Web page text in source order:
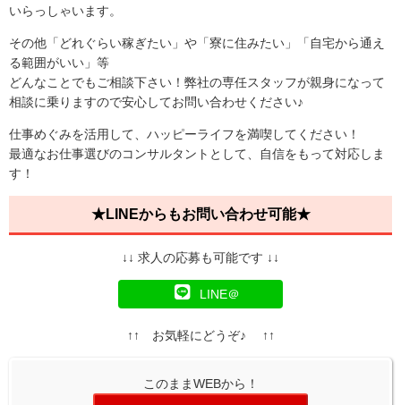
いらっしゃいます。
その他「どれぐらい稼ぎたい」や「寮に住みたい」「自宅から通え
る範囲がいい」等
どんなことでもご相談下さい！弊社の専任スタッフが親身になって
相談に乗りますので安心してお問い合わせください♪
仕事めぐみを活用して、ハッピーライフを満喫してください！
最適なお仕事選びのコンサルタントとして、自信をもって対応しま
す！
★LINEからもお問い合わせ可能★
↓↓ 求人の応募も可能です ↓↓
LINE＠
↑↑ お気軽にどうぞ♪ ↑↑
このままWEBから！